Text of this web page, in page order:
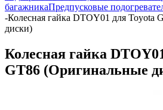
багажникаПредпусковые
-Колесная гайка DTOY01 для Toyota
диски)
Колесная гайка
GT86 (Оригинальные